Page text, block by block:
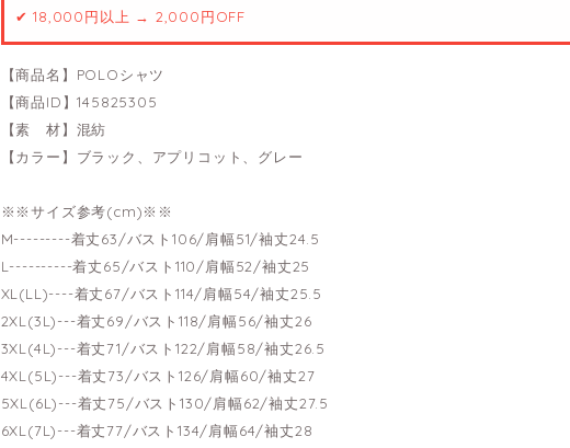
✔ 18,000円以上 → 2,000円OFF
【商品名】POLOシャツ
【商品ID】145825305
【素 材】混紡
【カラー】ブラック、アプリコット、グレー
※※サイズ参考(cm)※※
M---------着丈63/バスト106/肩幅51/袖丈24.5
L----------着丈65/バスト110/肩幅52/袖丈25
XL(LL)----着丈67/バスト114/肩幅54/袖丈25.5
2XL(3L)---着丈69/バスト118/肩幅56/袖丈26
3XL(4L)---着丈71/バスト122/肩幅58/袖丈26.5
4XL(5L)---着丈73/バスト126/肩幅60/袖丈27
5XL(6L)---着丈75/バスト130/肩幅62/袖丈27.5
6XL(7L)---着丈77/バスト134/肩幅64/袖丈28